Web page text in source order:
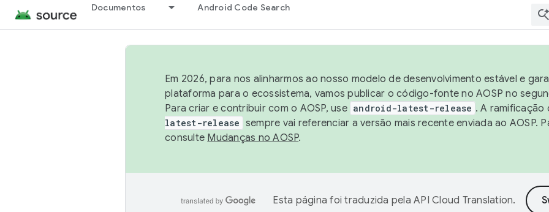
Documentos Android Code Search
Em 2026, para nos alinharmos ao nosso modelo de desenvolvimento estável e
plataforma para o ecossistema, vamos publicar o código-fonte no AOSP no
Para criar e contribuir com o AOSP, use android-latest-release . A
latest-release sempre vai referenciar a versão mais recente enviada ao AOSP.
consulte Mudanças no AOSP.
Esta página foi traduzida pela API Cloud Translation.